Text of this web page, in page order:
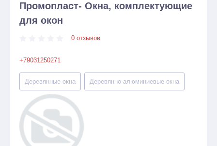
Промопласт- Окна, комплектующие
для окон
0 отзывов
+79031250271
Деревянные окна Деревянно-алюминиевые окна